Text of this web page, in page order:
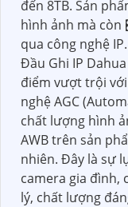
đến 8TB. Sản
hình ảnh mà
qua công nghệ IP.
Đầu Ghi IP Dahua
điểm vượt trội
nghệ AGC
chất lượng hình
AWB trên sản
nhiên. Đây là sự
camera gia đình,
lý, chất lượng